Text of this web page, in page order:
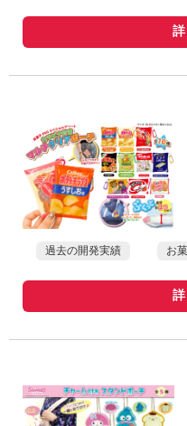
過去の開発実績 お